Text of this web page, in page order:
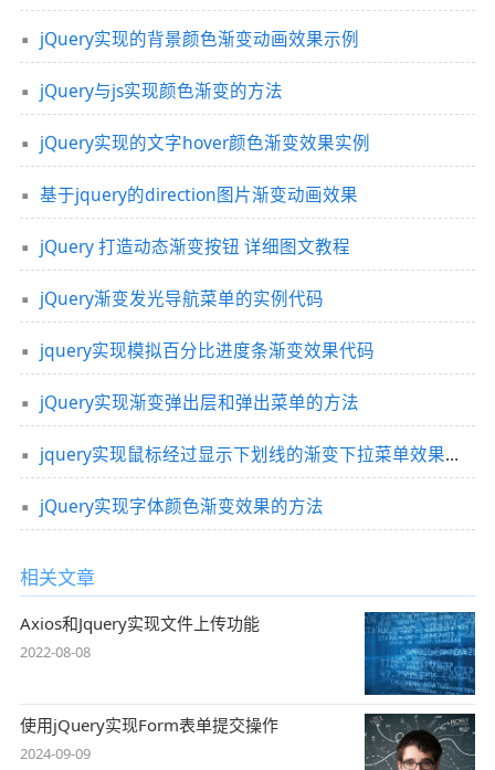
jQuery实现的背景颜色渐变动画效果示例
jQuery与js实现颜色渐变的方法
jQuery实现的文字hover颜色渐变效果实例
基于jquery的direction图片渐变动画效果
jQuery 打造动态渐变按钮 详细图文教程
jQuery渐变发光导航菜单的实例代码
jquery实现模拟百分比进度条渐变效果代码
jQuery实现渐变弹出层和弹出菜单的方法
jquery实现鼠标经过显示下划线的渐变下拉菜单效果代码
jQuery实现字体颜色渐变效果的方法
相关文章
Axios和Jquery实现文件上传功能
2022-08-08
使用jQuery实现Form表单提交操作
2024-09-09